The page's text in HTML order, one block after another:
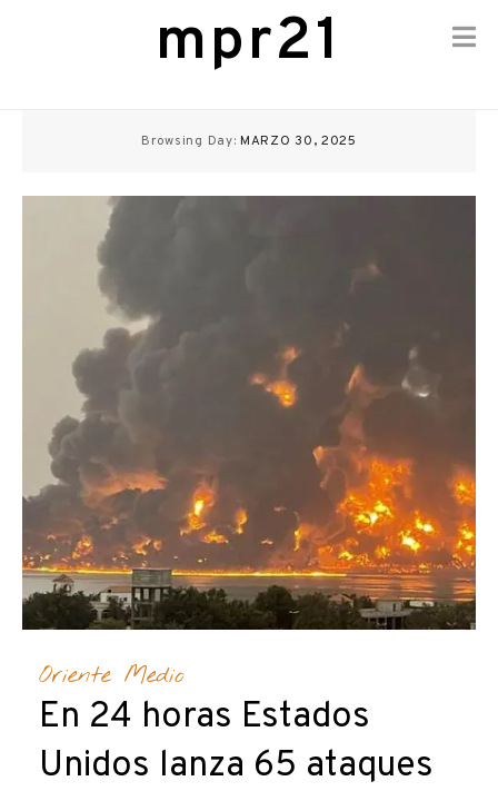
mpr21
Browsing Day: MARZO 30, 2025
Oriente Medio
En 24 horas Estados
Unidos lanza 65 ataques